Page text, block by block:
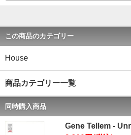
この商品のカテゴリー
House
商品カテゴリー一覧
同時購入商品
Gene Tellem -